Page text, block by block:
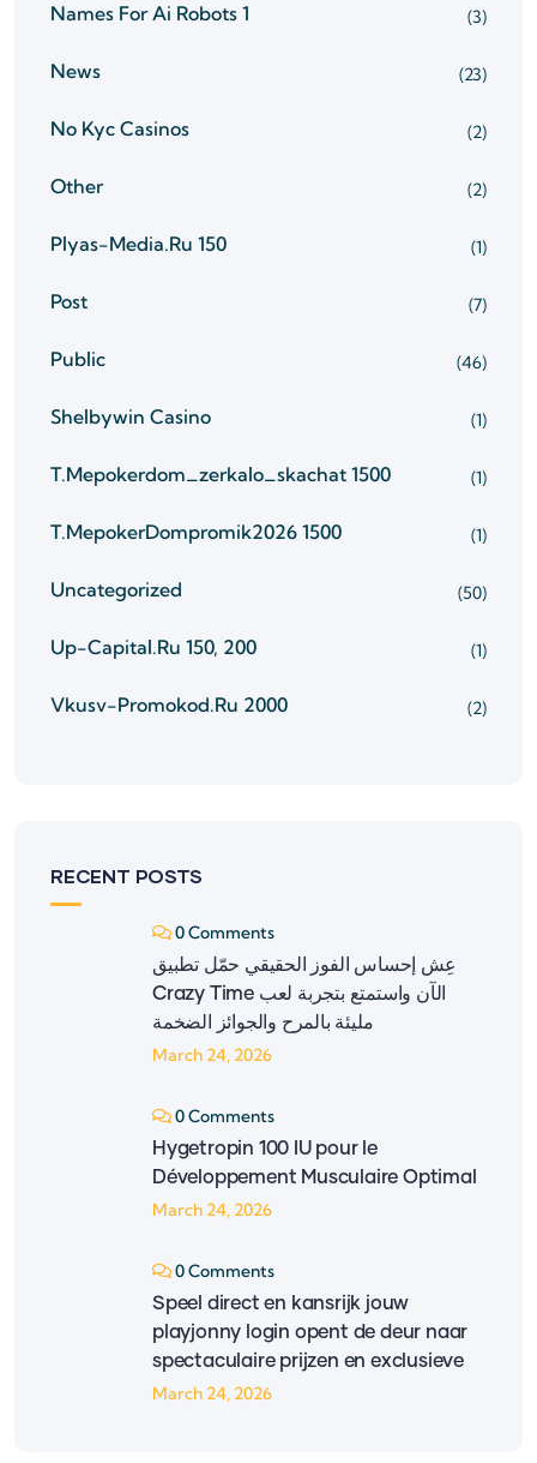
Names For Ai Robots 1 (3)
News (23)
No Kyc Casinos (2)
Other (2)
Plyas-Media.ru 150 (1)
Post (7)
Public (46)
Shelbywin Casino (1)
T.mepokerdom_zerkalo_skachat 1500 (1)
T.mepokerDompromik2026 1500 (1)
Uncategorized (50)
Up-Capital.ru 150, 200 (1)
Vkusv-Promokod.ru 2000 (2)
RECENT POSTS
0 Comments
عِش إحساس الفوز الحقيقي حمّل تطبيق
‎Crazy Time‎ الآن واستمتع بتجربة لعب
مليئة بالمرح والجوائز الضخمة
March 24, 2026
0 Comments
Hygetropin 100 IU pour le
Développement Musculaire Optimal
March 24, 2026
0 Comments
Speel direct en kansrijk jouw
playjonny login opent de deur naar
spectaculaire prijzen en exclusieve
March 24, 2026